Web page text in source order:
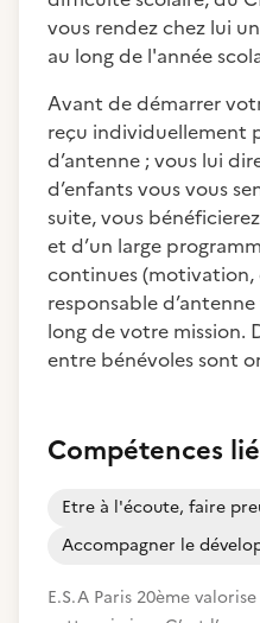
vous rendez chez lui
au long de l'année
Avant de démarrer
reçu individuellement
d’antenne ; vous lui
d’enfants vous vous
suite, vous
et d’un large
continues (motivation,
responsable
long de votre mission.
entre bénévoles sont
Compétences
Etre à l'écoute, faire
Accompagner le
E.S.A Paris 20ème